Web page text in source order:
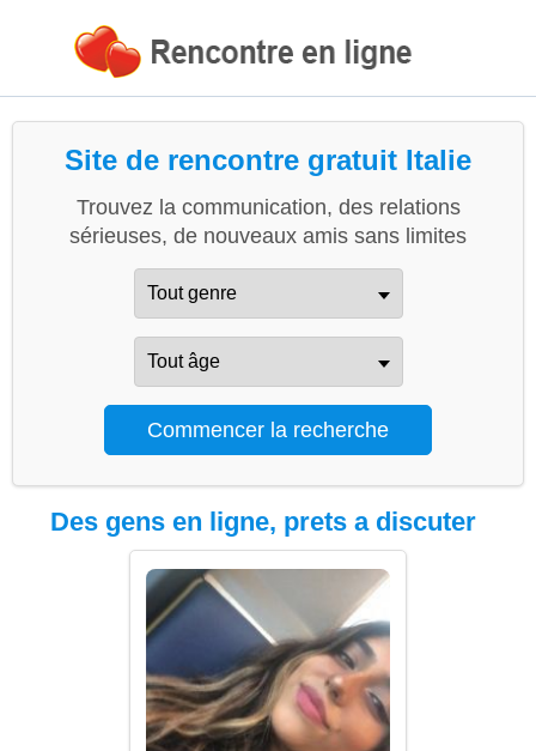
Site de rencontre gratuit Italie
Trouvez la communication, des relations
sérieuses, de nouveaux amis sans limites
Des gens en ligne, prets a discuter